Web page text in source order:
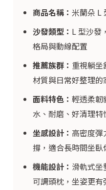
商品名稱： 米蘭朵 L
沙發類型： L 型沙發
格局與動線配置
推薦族群： 重視躺
材質與日常好整理的
面料特色： 輕透柔韌
水、耐磨、好清理特
坐感設計： 高密度彈
撐，適合長時間坐臥
機能設計： 滑軌式坐
可調頭枕，坐姿更有